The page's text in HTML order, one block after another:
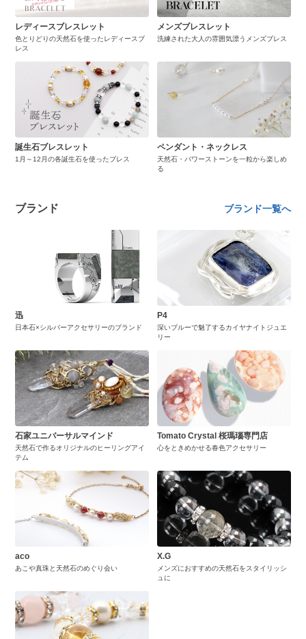
レディースブレスレット
色とりどりの天然石を使ったレディースブ
レス
メンズブレスレット
洗練された大人の雰囲気漂うメンズブレス
誕生石ブレスレット
1月～12月の各誕生石を使ったブレス
ペンダント・ネックレス
天然石・パワーストーンを一粒から楽しめ
る
ブランド ブランド一覧へ
迅
日本石×シルバーアクセサリーのブランド
P4
深いブルーで魅了するカイヤナイトジュエ
リー
石家ユニバーサルマインド
天然石で作るオリジナルのヒーリングアイ
テム
Tomato Crystal 桜瑪瑙専門店
心をときめかせる春色アクセサリー
aco
あこや真珠と天然石のめぐり会い
X.G
メンズにおすすめの天然石をスタイリッシ
ュに